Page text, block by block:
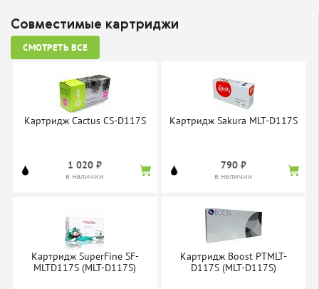
Совместимые картриджи
СМОТРЕТЬ ВСЕ
Картридж Cactus CS-D117S
1 020 ₽
в наличии
Картридж Sakura MLT-D117S
790 ₽
в наличии
Картридж SuperFine SF-
MLTD117S (MLT-D117S)
Картридж Boost PTMLT-
D117S (MLT-D117S)